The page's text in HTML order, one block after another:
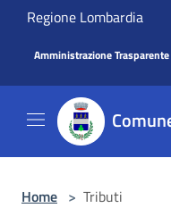
Salta al contenuto principale
Regione Lombardia
Amministrazione Trasparente
Home > Tributi